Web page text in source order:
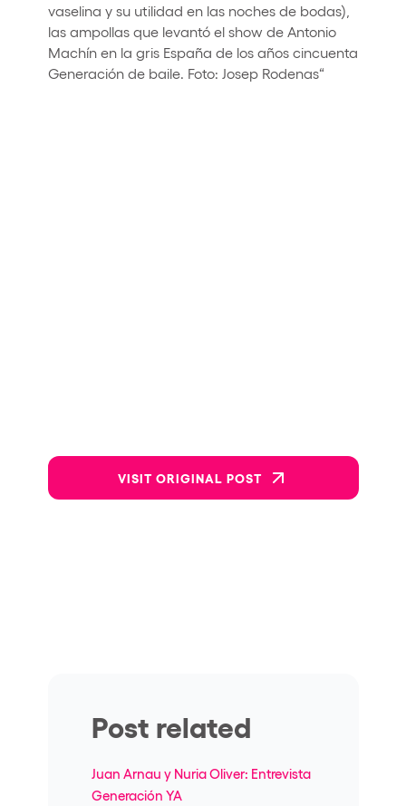
vaselina y su utilidad en las noches de bodas),
las ampollas que levantó el show de Antonio
Machín en la gris España de los años cincuenta
Generación de baile. Foto: Josep Rodenas“
VISIT ORIGINAL POST
Post related
Juan Arnau y Nuria Oliver: Entrevista
Generación YA